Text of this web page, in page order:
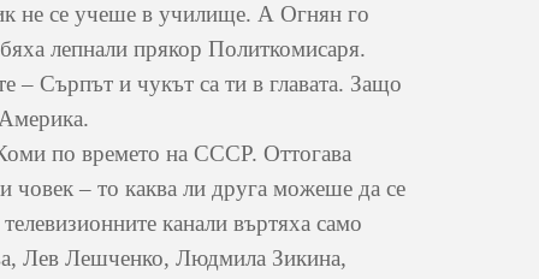
не се учеше в училище. А Огнян го
лепнали прякор Политкомисаря.
Сърпът и чукът са ти в главата. Защо
по времето на СССР. Оттогава
човек – то каква ли друга можеше да се
канали въртяха само
Лев Лешченко, Людмила Зикина,